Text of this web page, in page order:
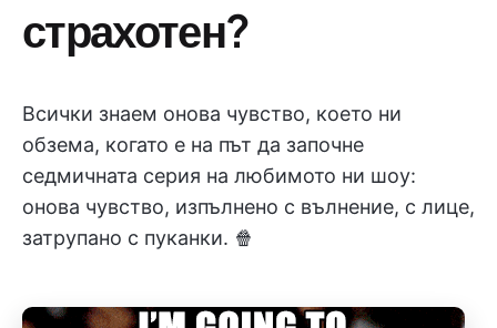
страхотен?
Всички знаем онова чувство, което ни
обзема, когато е на път да започне
седмичната серия на любимото ни шоу:
онова чувство, изпълнено с вълнение, с лице,
затрупано с пуканки. 🍿